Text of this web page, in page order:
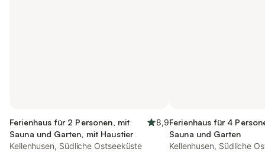
Ferienhaus für 2 Personen, mit
Sauna und Garten, mit Haustier
8,9
Kellenhusen, Südliche Ostseeküste
Ferienhaus für 4
Sauna und Garten
Kellenhusen, Südliche